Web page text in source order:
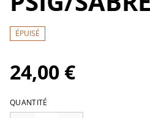
ÉPUISÉ
24,00 €
QUANTITÉ